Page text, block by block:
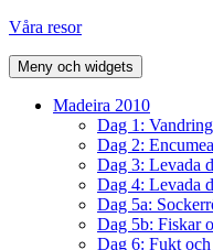
Hoppa
innehåll
Våra resor
Meny och widgets
Madeira 2010
Dag 1:
Dag 2:
Dag 3: Levada
Dag 4: Levada
Dag 5a:
Dag 5b: Fiskar
Dag 6: Fukt och